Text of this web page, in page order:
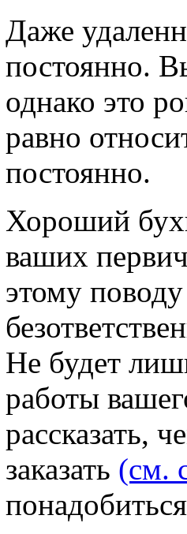
Даже
постоянно.
однако это
равно
постоянно.
Хороший
ваших
этому
Не будет
работы
рассказать,
заказать (см.